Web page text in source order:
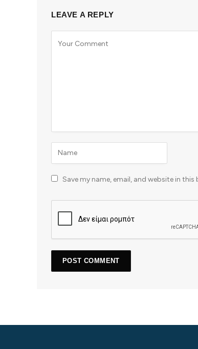
LEAVE A REPLY
Save my name, email, and website in